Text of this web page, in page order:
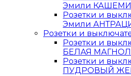
Эмили
Розетки и
Эмили
Розетки и
Розетки и
БЕЛАЯ
Розетки и
ПУДРОВЫЙ